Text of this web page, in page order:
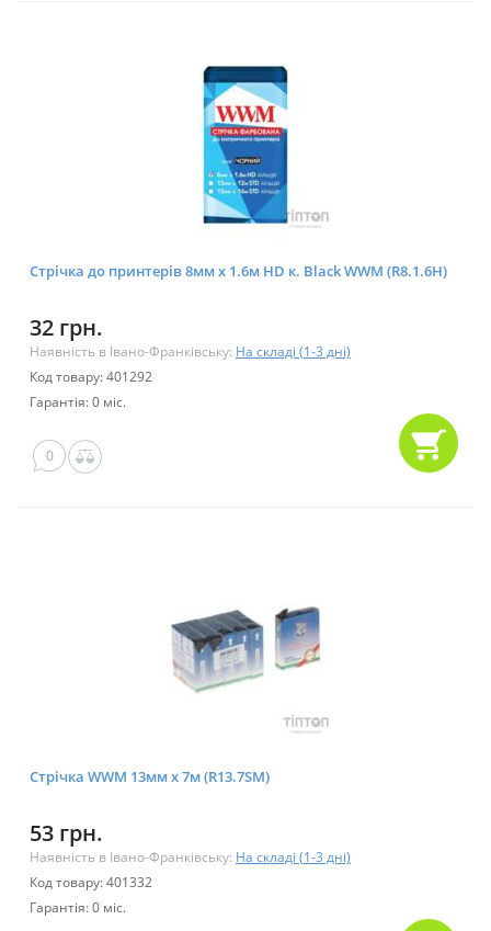
Стрічка до принтерів 8мм х 1.6м HD к. Black WWM (R8.1.6H)
32 грн.
Наявність в Івано-Франківську: На складі (1-3 дні)
Код товару: 401292
Гарантія: 0 міс.
0
Стрічка WWM 13мм х 7м (R13.7SM)
53 грн.
Наявність в Івано-Франківську: На складі (1-3 дні)
Код товару: 401332
Гарантія: 0 міс.